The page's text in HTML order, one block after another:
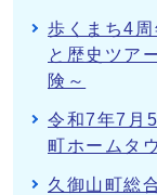
歩くまち4
と歴史ツア
険～
令和7年7月
町ホームタ
久御山町総